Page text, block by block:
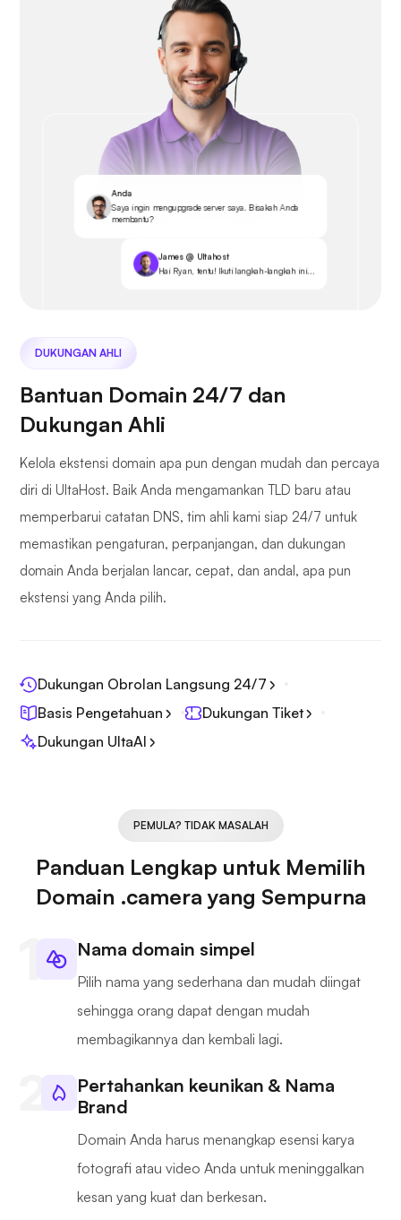
Anda
Saya ingin mengupgrade server saya. Bisakah Anda
membantu?
James @ Ultahost
Hai Ryan, tentu! Ikuti langkah-langkah ini...
DUKUNGAN AHLI
Bantuan Domain 24/7 dan
Dukungan Ahli
Kelola ekstensi domain apa pun dengan mudah dan percaya
diri di UltaHost. Baik Anda mengamankan TLD baru atau
memperbarui catatan DNS, tim ahli kami siap 24/7 untuk
memastikan pengaturan, perpanjangan, dan dukungan
domain Anda berjalan lancar, cepat, dan andal, apa pun
ekstensi yang Anda pilih.
Dukungan Obrolan Langsung 24/7
Basis Pengetahuan
Dukungan Tiket
Dukungan UltaAI
PEMULA? TIDAK MASALAH
Panduan Lengkap untuk Memilih
Domain .camera yang Sempurna
Nama domain simpel
Pilih nama yang sederhana dan mudah diingat
sehingga orang dapat dengan mudah
membagikannya dan kembali lagi.
Pertahankan keunikan & Nama
Brand
Domain Anda harus menangkap esensi karya
fotografi atau video Anda untuk meninggalkan
kesan yang kuat dan berkesan.